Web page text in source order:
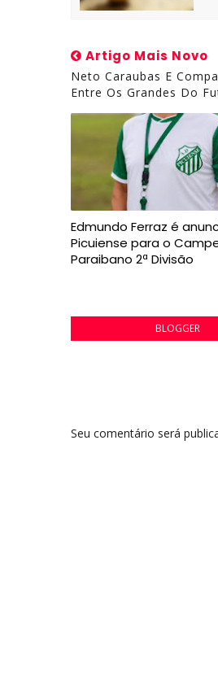
Artigo Mais Novo
Neto Caraubas E
Entre Os Grandes Do
Edmundo Ferraz é
Picuiense para o
Paraibano 2ª Divisão
BLOGGER
Seu comentário será